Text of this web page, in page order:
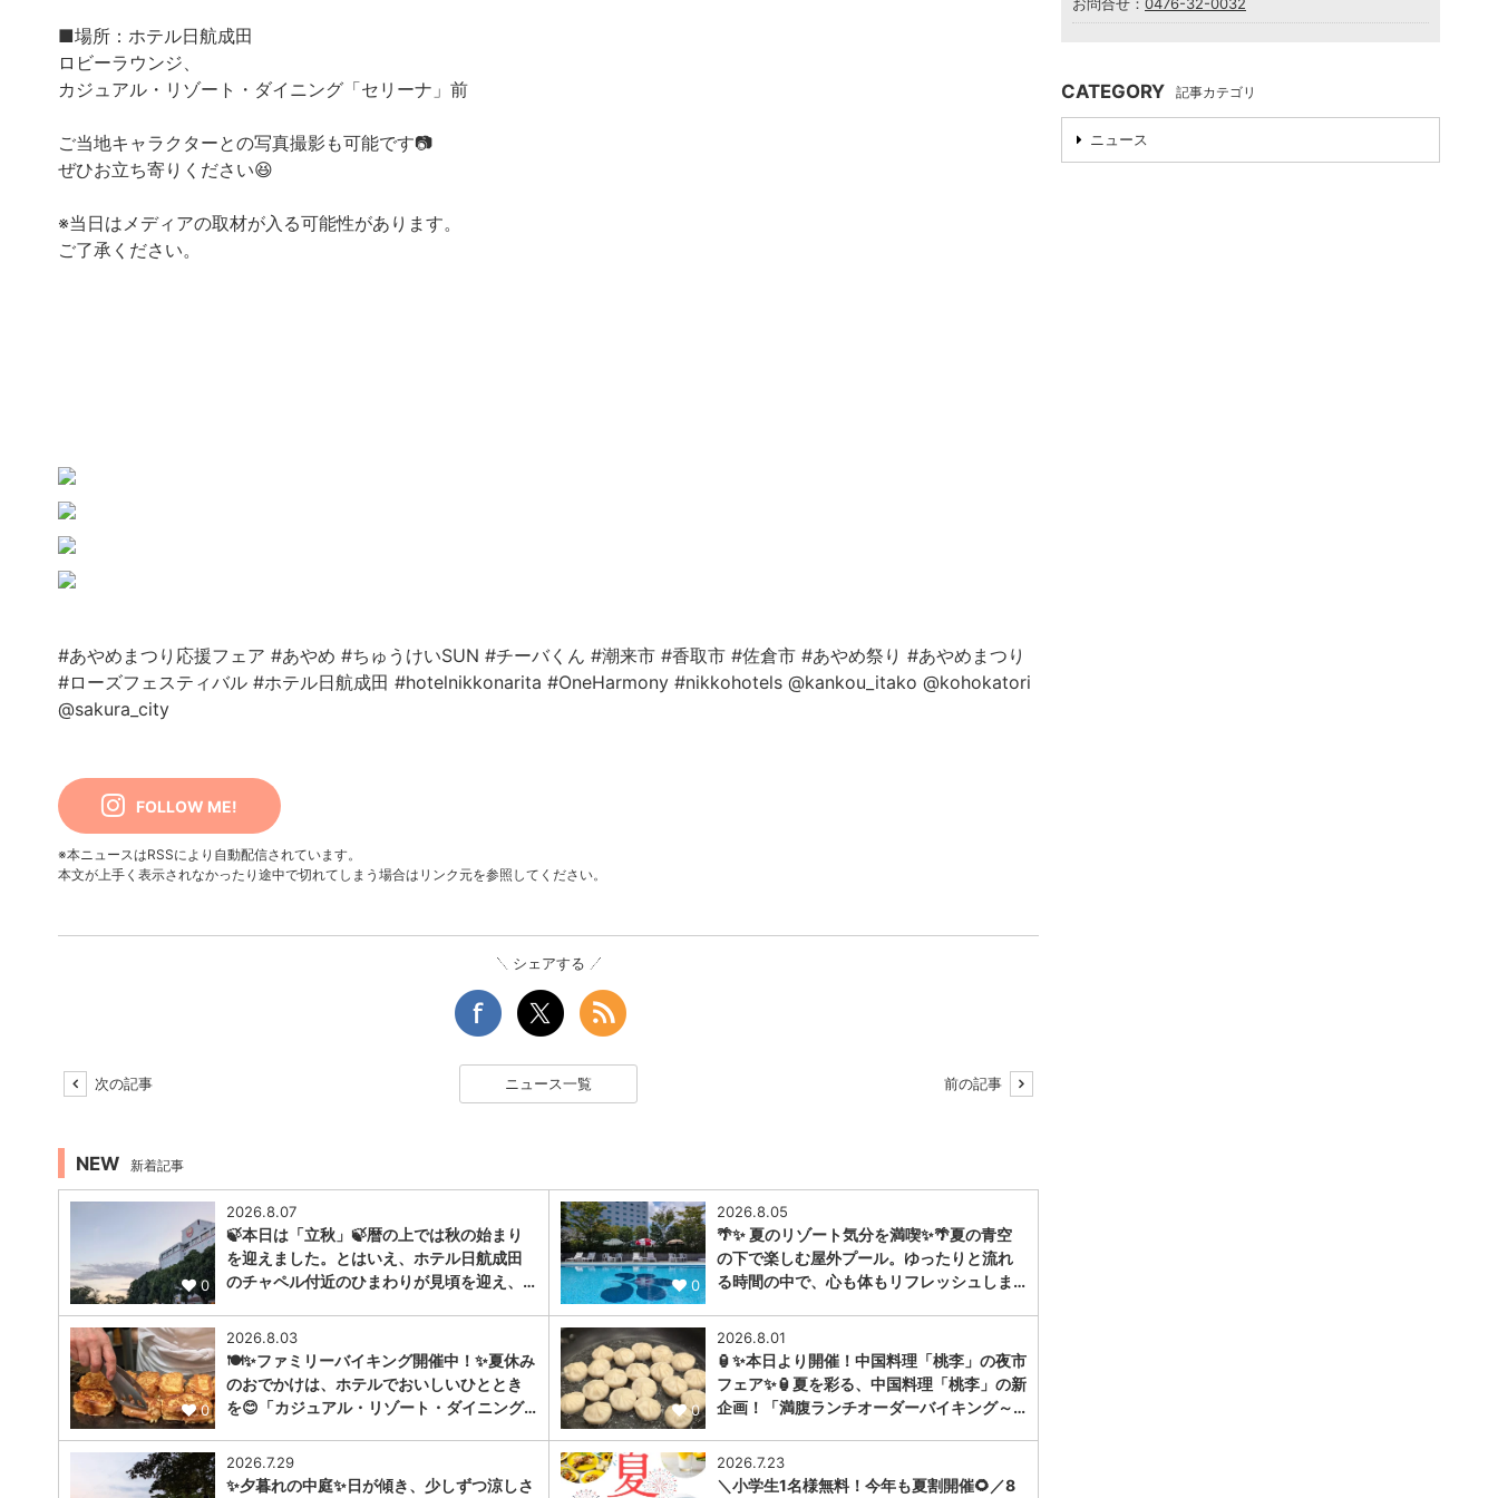
■場所：ホテル日航成田
ロビーラウンジ、
カジュアル・リゾート・ダイニング「セリーナ」前
ご当地キャラクターとの写真撮影も可能です📷
ぜひお立ち寄りください😆
※当日はメディアの取材が入る可能性があります。
ご了承ください。
#あやめまつり応援フェア #あやめ #ちゅうけいSUN #チーバくん #潮来市 #香取市 #佐倉市 #あやめ祭り #あやめまつり
#ローズフェスティバル #ホテル日航成田 #hotelnikkonarita #OneHarmony #nikkohotels @kankou_itako @kohokatori
@sakura_city
FOLLOW ME!
※本ニュースはRSSにより自動配信されています。
本文が上手く表示されなかったり途中で切れてしまう場合はリンク元を参照してください。
シェアする
次の記事 ニュース一覧 前の記事
NEW 新着記事
0
2026.8.07
🍃本日は「立秋」🍃暦の上では秋の始まり
を迎えました。とはいえ、ホテル日航成田
のチャペル付近のひまわりが見頃を迎え、…
0
2026.8.05
🌴✨ 夏のリゾート気分を満喫✨🌴夏の青空
の下で楽しむ屋外プール。ゆったりと流れ
る時間の中で、心も体もリフレッシュしま…
0
2026.8.03
🍽️✨ファミリーバイキング開催中！✨夏休み
のおでかけは、ホテルでおいしいひととき
を😊「カジュアル・リゾート・ダイニング…
0
2026.8.01
🏮✨本日より開催！中国料理「桃李」の夜市
フェア✨🏮夏を彩る、中国料理「桃李」の新
企画！「満腹ランチオーダーバイキング～…
2026.7.29
✨夕暮れの中庭✨日が傾き、少しずつ涼しさ
2026.7.23
＼小学生1名様無料！今年も夏割開催🌻／8
CATEGORY 記事カテゴリ
ニュース